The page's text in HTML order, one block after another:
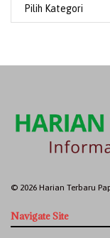
© 2026 Harian Terbaru
Navigate Site